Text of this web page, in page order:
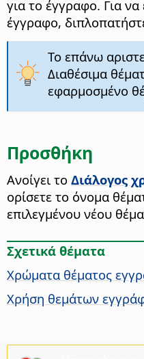
για το έγγραφο. Για
έγγραφο,
Το επάνω
Διαθέσιμα
εφαρμοσμένο
Προσθήκη
Ανοίγει το Διάλογος
ορίσετε το όνομα
επιλεγμένου νέου
Σχετικά θέματα
Χρώματα θέματος
Χρήση θεμάτων